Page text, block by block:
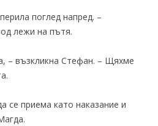
поглед напред. –
лежи на пътя.
– възкликна Стефан. – Щяхме
се приема като наказание и